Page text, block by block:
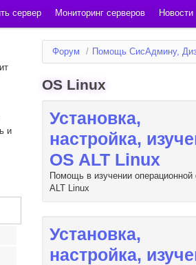
сервер Мониторинг серверов Новости
и
Форум / Помощь СисАдмину,
OS Linux
Установка,
настройка,
OS ALT Linux
Помощь в изучении операционной
ALT Linux
Установка,
настройка,